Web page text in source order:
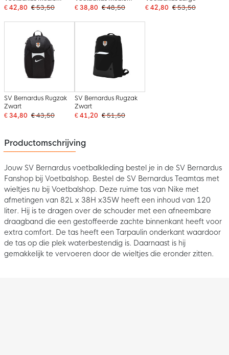
€ 42,80 € 53,50
€ 38,80 € 48,50
€ 42,80 € 53,50
SV Bernardus Rugzak
Zwart
€ 34,80 € 43,50
SV Bernardus Rugzak
Zwart
€ 41,20 € 51,50
Productomschrijving
Jouw SV Bernardus voetbalkleding bestel je in de SV Bernardus
Fanshop bij Voetbalshop. Bestel de SV Bernardus Teamtas met
wieltjes nu bij Voetbalshop. Deze ruime tas van Nike met
afmetingen van 82L x 38H x35W heeft een inhoud van 120
liter. Hij is te dragen over de schouder met een afneembare
draagband die een gestoffeerde zachte binnenkant heeft voor
extra comfort. De tas heeft een Tarpaulin onderkant waardoor
de tas op die plek waterbestendig is. Daarnaast is hij
gemakkelijk te vervoeren door de wieltjes die eronder zitten.